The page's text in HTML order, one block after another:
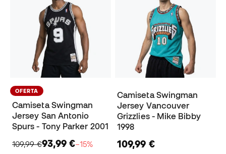
OFERTA
Camiseta Swingman
Jersey San Antonio
Spurs - Tony Parker 2001
109,99 €93,99 €−15%
Camiseta Swingman
Jersey Vancouver
Grizzlies - Mike Bibby
1998
109,99 €